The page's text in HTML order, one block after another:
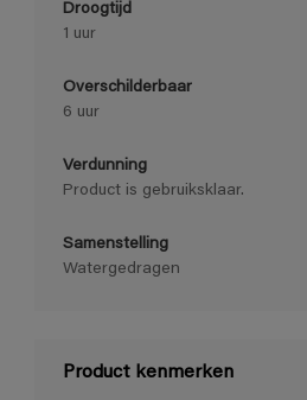
Droogtijd
1 uur
Overschilderbaar
6 uur
Verdunning
Product is gebruiksklaar.
Samenstelling
Watergedragen
Product kenmerken